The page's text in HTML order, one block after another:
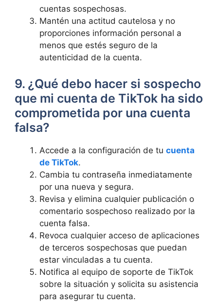
cuentas sospechosas.
Mantén una actitud cautelosa y no
proporciones información personal a
menos que estés seguro de la
autenticidad de la cuenta.
9. ¿Qué debo hacer si sospecho
que mi cuenta de TikTok ha sido
comprometida por una cuenta
falsa?
Accede a la configuración de tu cuenta
de TikTok.
Cambia tu contraseña inmediatamente
por una nueva y segura.
Revisa y elimina cualquier publicación o
comentario sospechoso realizado por la
cuenta falsa.
Revoca cualquier acceso de aplicaciones
de terceros sospechosas que puedan
estar vinculadas a tu cuenta.
Notifica al equipo de soporte de TikTok
sobre la situación y solicita su asistencia
para asegurar tu cuenta.